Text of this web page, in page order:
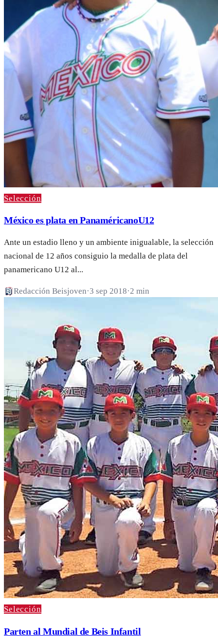
Selección
México es plata en PanaméricanoU12
Ante un estadio lleno y un ambiente inigualable, la selección
nacional de 12 años consiguio la medalla de plata del
panamericano U12 al...
Redacción Beisjoven·3 sep 2018·2 min
Selección
Parten al Mundial de Beis Infantil